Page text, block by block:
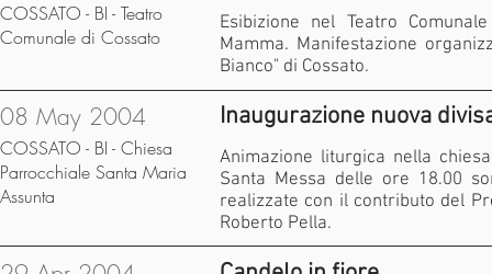
COSSATO - BI - Teatro
Comunale di Cossato
Esibizione nel Teatro
Mamma. Manifestazione
Bianco" di Cossato.
08 May 2004
COSSATO - BI - Chiesa
Parrocchiale Santa Maria
Assunta
Inaugurazione nuova
Animazione liturgica nella
Santa Messa delle ore 18.00
realizzate con il contributo del
Roberto Pella.